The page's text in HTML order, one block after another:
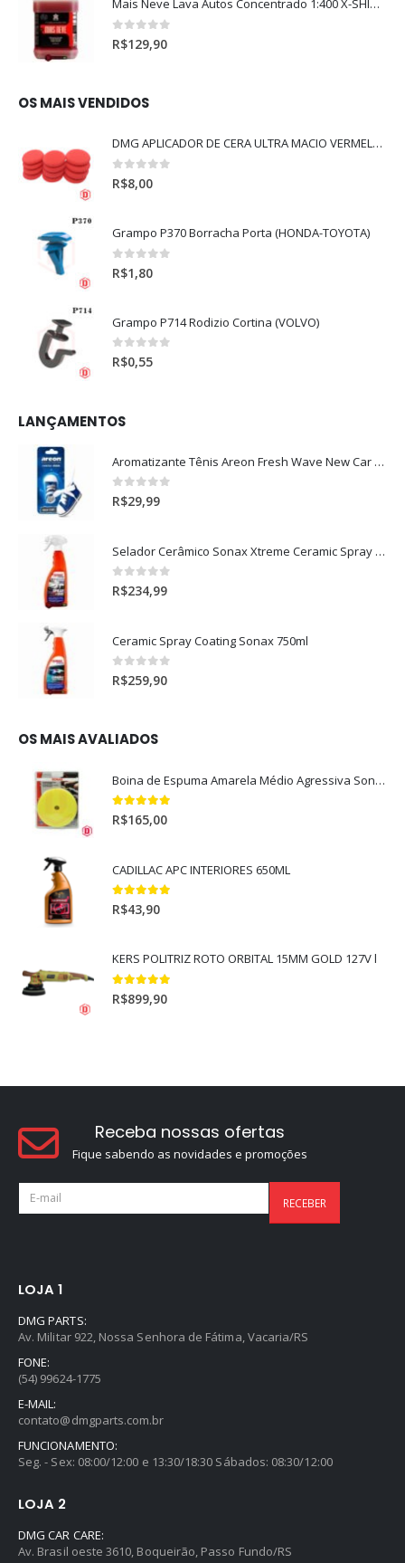
Mais Neve Lava Autos Concentrado 1:400 X-SHINE 5Litros
0out of 5
R$129,90
OS MAIS VENDIDOS
DMG APLICADOR DE CERA ULTRA MACIO VERMELHO l
0out of 5
R$8,00
Grampo P370 Borracha Porta (HONDA-TOYOTA)
0 out of 5
R$1,80
Grampo P714 Rodizio Cortina (VOLVO)
0out of 5
R$0,55
LANÇAMENTOS
Aromatizante Tênis Areon Fresh Wave New Car / Carro Novo
0out of 5
R$29,99
Selador Cerâmico Sonax Xtreme Ceramic Spray + Seal (750ml)
0out of 5
R$234,99
Ceramic Spray Coating Sonax 750ml
0out of 5
R$259,90
OS MAIS AVALIADOS
Boina de Espuma Amarela Médio Agressiva Sonax (5")
5.00out of 5
R$165,00
CADILLAC APC INTERIORES 650ML
5.00out of 5
R$43,90
KERS POLITRIZ ROTO ORBITAL 15MM GOLD 127V l
5.00out of 5
R$899,90
Receba nossas ofertas
Fique sabendo as novidades e promoções
LOJA 1
DMG PARTS:
Av. Militar 922, Nossa Senhora de Fátima, Vacaria/RS
FONE:
(54) 99624-1775
E-MAIL:
contato@dmgparts.com.br
FUNCIONAMENTO:
Seg. - Sex: 08:00/12:00 e 13:30/18:30 Sábados: 08:30/12:00
LOJA 2
DMG CAR CARE:
Av. Brasil oeste 3610, Boqueirão, Passo Fundo/RS